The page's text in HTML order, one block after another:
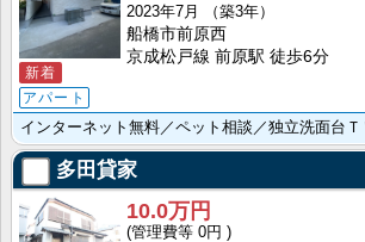
新着
アパート
2023年7月
（築3年）
船橋市前原西
京成松戸線 前原駅 徒歩6分
多田貸家
10.0万円
0円